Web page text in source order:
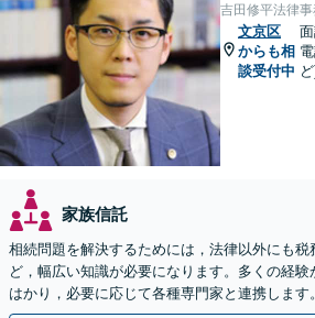
吉田修平法律
文京区
からも相
談受付中
家族信託
相続問題を解決するためには，法律以外にも税
ど，幅広い知識が必要になります。多くの経
はかり，必要に応じて各種専門家と連携します。